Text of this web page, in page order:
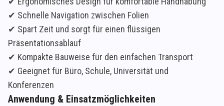
✔ Schnelle Navigation zwischen Folien
✔ Spart Zeit und sorgt für einen flüssigen
Präsentationsablauf
✔ Kompakte Bauweise für den einfachen Transport
✔ Geeignet für Büro, Schule, Universität und
Konferenzen
Anwendung & Einsatzmöglichkeiten